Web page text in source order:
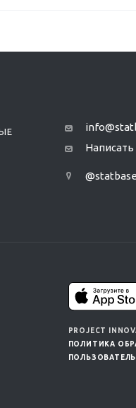
@statbase
PROJECT
ПОЛИТИКА